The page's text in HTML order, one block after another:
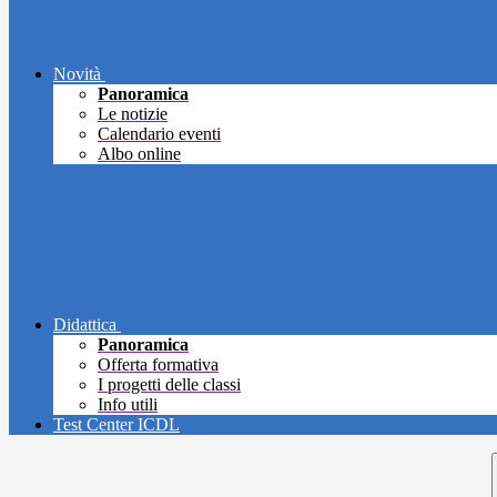
Novità
Panoramica
Le notizie
Calendario eventi
Albo online
Didattica
Panoramica
Offerta formativa
I progetti delle classi
Info utili
Test Center ICDL